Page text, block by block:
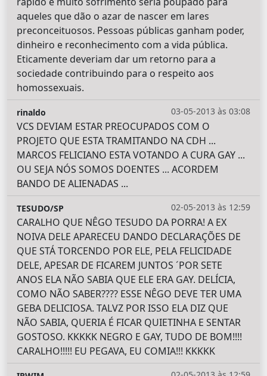
aqueles que dão o azar de nascer em lares
preconceituosos. Pessoas públicas ganham poder,
dinheiro e reconhecimento com a vida pública.
Eticamente deveriam dar um retorno para a
sociedade contribuindo para o respeito aos
homossexuais.
03-05-2013 às 03:08
rinaldo
VCS DEVIAM ESTAR PREOCUPADOS COM O
PROJETO QUE ESTA TRAMITANDO NA CDH ...
MARCOS FELICIANO ESTA VOTANDO A CURA GAY ...
OU SEJA NÓS SOMOS DOENTES ... ACORDEM
BANDO DE ALIENADAS ...
02-05-2013 às 12:59
TESUDO/SP
CARALHO QUE NÊGO TESUDO DA PORRA! A EX
NOIVA DELE APARECEU DANDO DECLARAÇÕES DE
QUE STÁ TORCENDO POR ELE, PELA FELICIDADE
DELE, APESAR DE FICAREM JUNTOS ´POR SETE
ANOS ELA NÃO SABIA QUE ELE ERA GAY. DELÍCIA,
COMO NÃO SABER???? ESSE NÊGO DEVE TER UMA
GEBA DELICIOSA. TALVZ POR ISSO ELA DIZ QUE
NÃO SABIA, QUERIA É FICAR QUIETINHA E SENTAR
GOSTOSO. KKKKK NEGRO E GAY, TUDO DE BOM!!!!
CARALHO!!!!! EU PEGAVA, EU COMIA!!! KKKKK